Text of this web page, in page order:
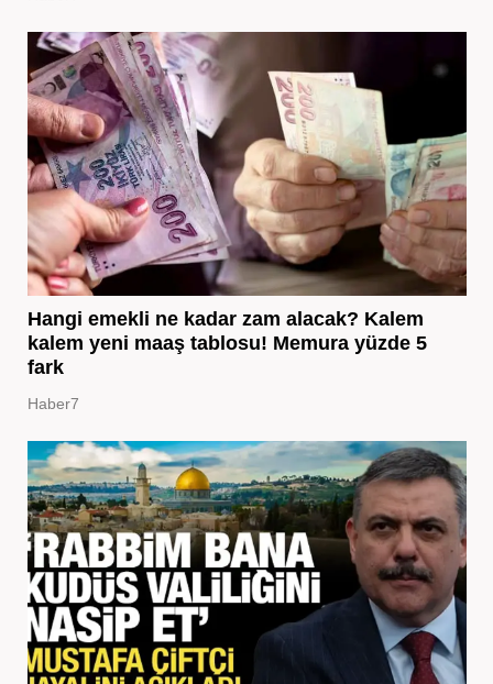
Hangi emekli ne kadar zam alacak? Kalem
kalem yeni maaş tablosu! Memura yüzde 5
fark
Haber7